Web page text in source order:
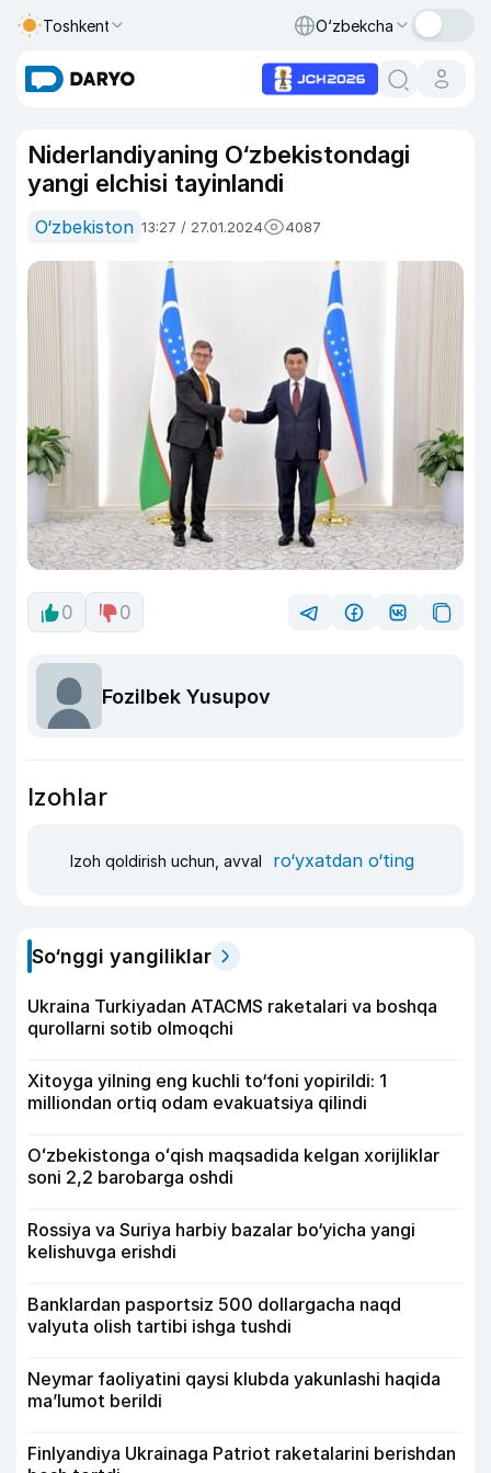
Toshkent O‘zbekcha
Niderlandiyaning O‘zbekistondagi
yangi elchisi tayinlandi
O‘zbekiston 13:27 / 27.01.2024 4087
0 0
Fozilbek Yusupov
Izohlar
Izoh qoldirish uchun, avval ro‘yxatdan o‘ting
So‘nggi yangiliklar
Ukraina Turkiyadan ATACMS raketalari va boshqa
qurollarni sotib olmoqchi
Xitoyga yilning eng kuchli to‘foni yopirildi: 1
milliondan ortiq odam evakuatsiya qilindi
Oʻzbekistonga oʻqish maqsadida kelgan xorijliklar
soni 2,2 barobarga oshdi
Rossiya va Suriya harbiy bazalar bo‘yicha yangi
kelishuvga erishdi
Banklardan pasportsiz 500 dollargacha naqd
valyuta olish tartibi ishga tushdi
Neymar faoliyatini qaysi klubda yakunlashi haqida
ma’lumot berildi
Finlyandiya Ukrainaga Patriot raketalarini berishdan